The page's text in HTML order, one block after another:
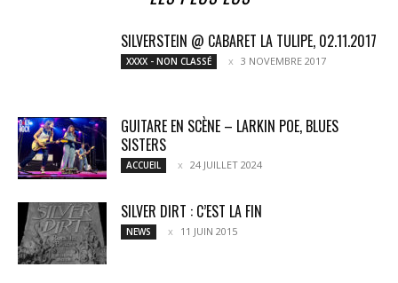
SILVERSTEIN @ CABARET LA TULIPE, 02.11.2017
XXXX - NON CLASSÉ 3 NOVEMBRE 2017
GUITARE EN SCÈNE – LARKIN POE, BLUES
SISTERS
ACCUEIL 24 JUILLET 2024
SILVER DIRT : C’EST LA FIN
NEWS 11 JUIN 2015